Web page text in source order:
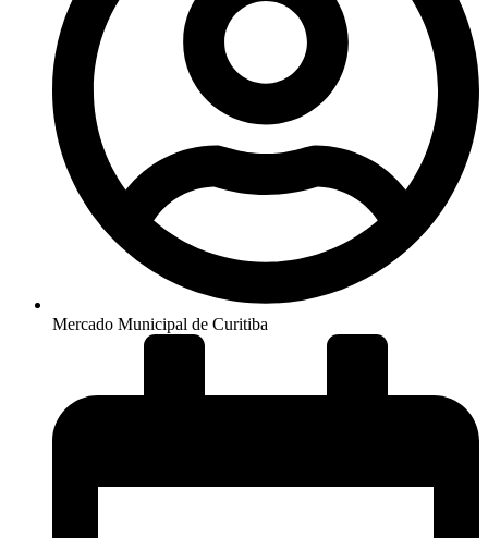
Mercado Municipal de Curitiba